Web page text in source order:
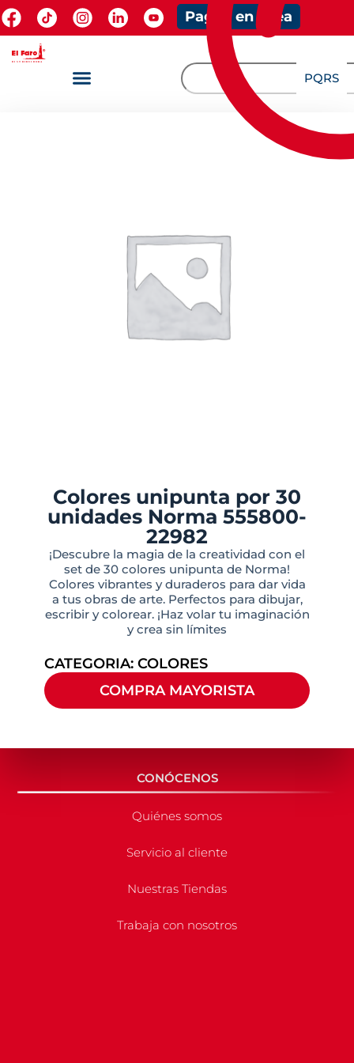
Pagos en línea
PQRS
Colores unipunta por 30
unidades Norma 555800-
22982
¡Descubre la magia de la creatividad con el
set de 30 colores unipunta de Norma!
Colores vibrantes y duraderos para dar vida
a tus obras de arte. Perfectos para dibujar,
escribir y colorear. ¡Haz volar tu imaginación
y crea sin límites
CATEGORIA: COLORES
COMPRA MAYORISTA
CONÓCENOS
Quiénes somos
Servicio al cliente
Nuestras Tiendas
Trabaja con nosotros